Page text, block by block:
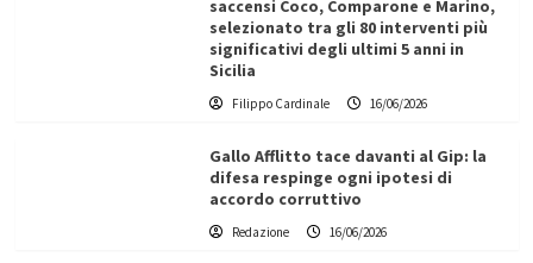
saccensi Coco, Comparone e Marino,
selezionato tra gli 80 interventi più
significativi degli ultimi 5 anni in
Sicilia
Filippo Cardinale 16/06/2026
Gallo Afflitto tace davanti al Gip: la
difesa respinge ogni ipotesi di
accordo corruttivo
Redazione 16/06/2026